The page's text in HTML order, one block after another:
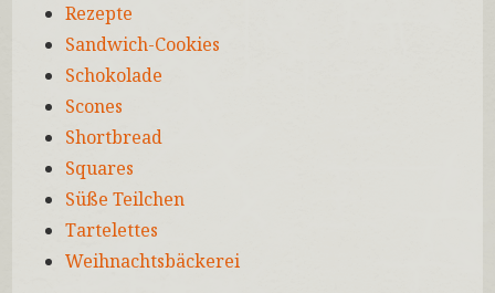
Rezepte
Sandwich-Cookies
Schokolade
Scones
Shortbread
Squares
Süße Teilchen
Tartelettes
Weihnachtsbäckerei